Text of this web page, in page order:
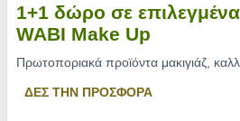
1+1 δώρο σε
WABI Make Up
Πρωτοποριακά προϊόντα μακιγιάζ,
ΔΕΣ ΤΗΝ ΠΡΟΣΦΟΡΑ